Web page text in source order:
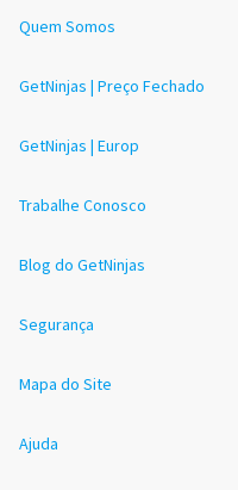
Quem Somos
GetNinjas | Preço Fechado
GetNinjas | Europ
Trabalhe Conosco
Blog do GetNinjas
Segurança
Mapa do Site
Ajuda